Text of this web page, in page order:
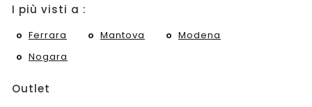
I più visti a :
Ferrara Mantova
Modena
Nogara
Outlet